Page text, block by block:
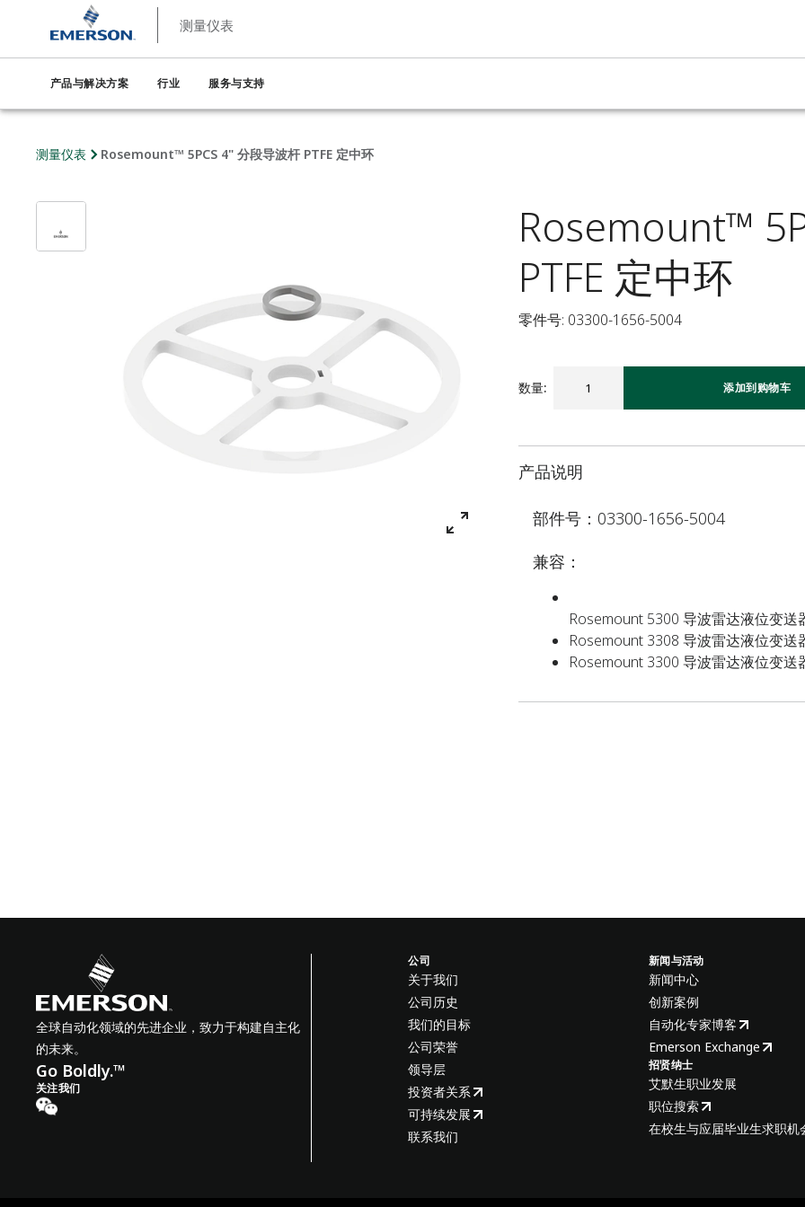
测量仪表
产品与解决方案 行业 服务与支持
测量仪表 Rosemount™ 5PCS 4" 分段导波杆 PTFE 定中环
Rosemount™
PTFE 定中环
零件号: 03300-1656-5004
数量: 添加到购物车
产品说明
部件号：03300-1656-5004
兼容：
Rosemount 5300 导波雷达液位变送
Rosemount 3308 导波雷达液位变送
Rosemount 3300 导波雷达液位变送
全球自动化领域的先进企业，致力于构建自主化
的未来。
Go Boldly.™
关注我们
公司
关于我们
公司历史
我们的目标
公司荣誉
领导层
投资者关系
可持续发展
联系我们
新闻与活动
新闻中心
创新案例
自动化专家博客
Emerson Exchange
招贤纳士
艾默生职业发展
职位搜索
在校生与应届毕业生求职机